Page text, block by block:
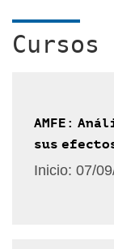
AMFE:
sus
Inicio: 07/